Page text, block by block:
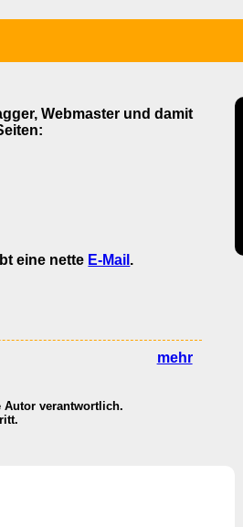
Webmaster und damit
eine nette E-Mail .
mehr
Autor verantwortlich.